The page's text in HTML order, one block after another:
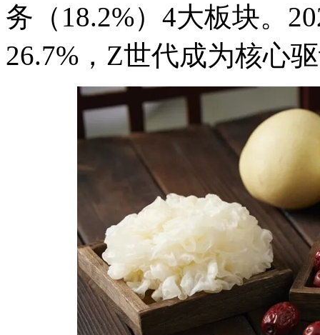
务（18.2%）4大板块。
26.7%，Z世代成为核心